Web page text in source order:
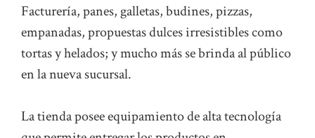
Facturería, panes, galletas, budines, pizzas,
empanadas, propuestas dulces irresistibles como
tortas y helados; y mucho más se brinda al público
en la nueva sucursal.
La tienda posee equipamiento de alta tecnología